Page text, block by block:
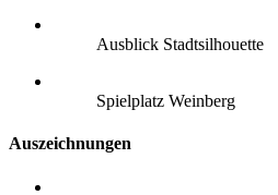
Ausblick Stadtsilhouette
Spielplatz Weinberg
Auszeichnungen